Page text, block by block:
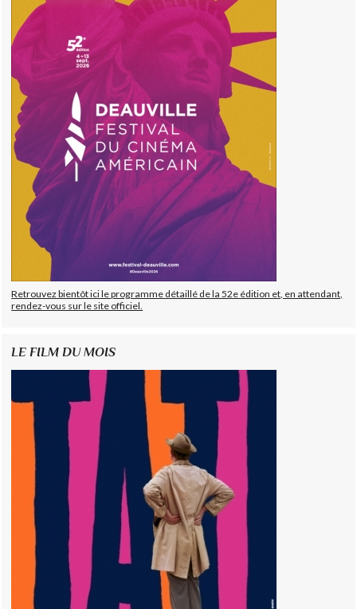
Retrouvez bientôt ici le programme détaillé de la 52e édition et, en attendant,
rendez-vous sur le site officiel.
LE FILM DU MOIS